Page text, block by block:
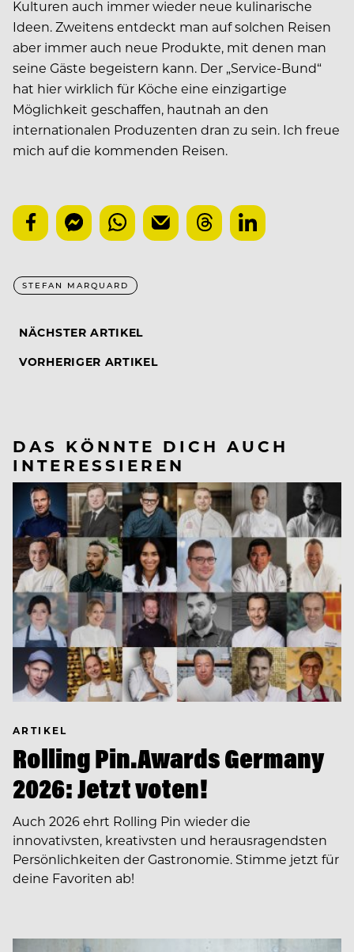
Kulturen auch immer wieder neue kulinarische
Ideen. Zweitens entdeckt man auf solchen Reisen
aber immer auch neue Produkte, mit denen man
seine Gäste begeistern kann. Der „Service-Bund“
hat hier wirklich für Köche eine einzigartige
Möglichkeit geschaffen, hautnah an den
internationalen Produzenten dran zu sein. Ich freue
mich auf die kommenden Reisen.
STEFAN MARQUARD
NÄCHSTER ARTIKEL
VORHERIGER ARTIKEL
DAS KÖNNTE DICH AUCH
INTERESSIEREN
ARTIKEL
Rolling Pin.Awards Germany
2026: Jetzt voten!
Auch 2026 ehrt Rolling Pin wieder die
innovativsten, kreativsten und herausragendsten
Persönlichkeiten der Gastronomie. Stimme jetzt für
deine Favoriten ab!